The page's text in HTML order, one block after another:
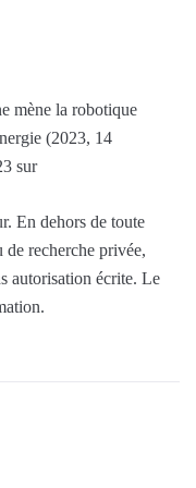
mène la robotique
(2023, 14
sur
En dehors de toute
de recherche privée,
autorisation écrite. Le